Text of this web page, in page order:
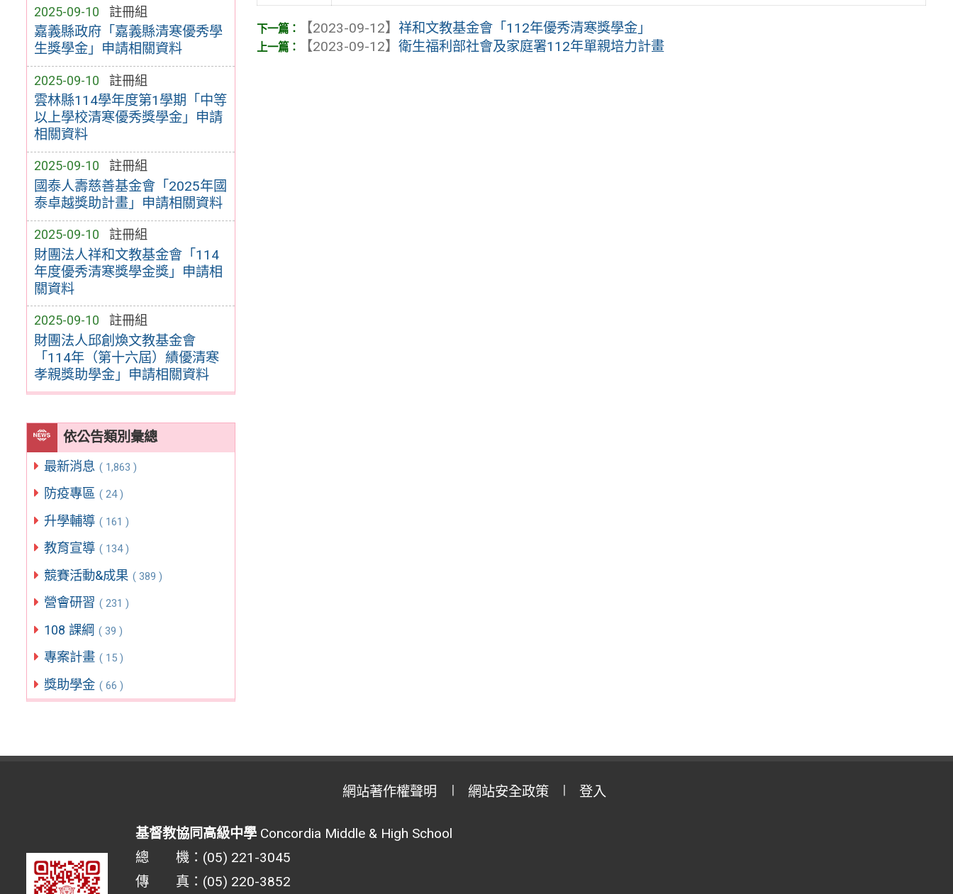
2025-09-10 註冊組
嘉義縣政府「嘉義縣清寒優秀學
生獎學金」申請相關資料
2025-09-10 註冊組
雲林縣114學年度第1學期「中等
以上學校清寒優秀獎學金」申請
相關資料
2025-09-10 註冊組
國泰人壽慈善基金會「2025年國
泰卓越獎助計畫」申請相關資料
2025-09-10 註冊組
財團法人祥和文教基金會「114
年度優秀清寒獎學金獎」申請相
關資料
2025-09-10 註冊組
財團法人邱創煥文教基金會
「114年（第十六屆）績優清寒
孝親獎助學金」申請相關資料
依公告類別彙總
最新消息 ( 1,863 )
防疫專區 ( 24 )
升學輔導 ( 161 )
教育宣導 ( 134 )
競賽活動&成果 ( 389 )
營會研習 ( 231 )
108 課綱 ( 39 )
專案計畫 ( 15 )
獎助學金 ( 66 )
【2023-09-12】祥和文教基金會「112年優秀清寒獎學金」
【2023-09-12】衛生福利部社會及家庭署112年單親培力計畫
網站著作權聲明 網站安全政策 登入
基督教協同高級中學Concordia Middle & High School
總 機：(05) 221-3045
傳 真：(05) 220-3852